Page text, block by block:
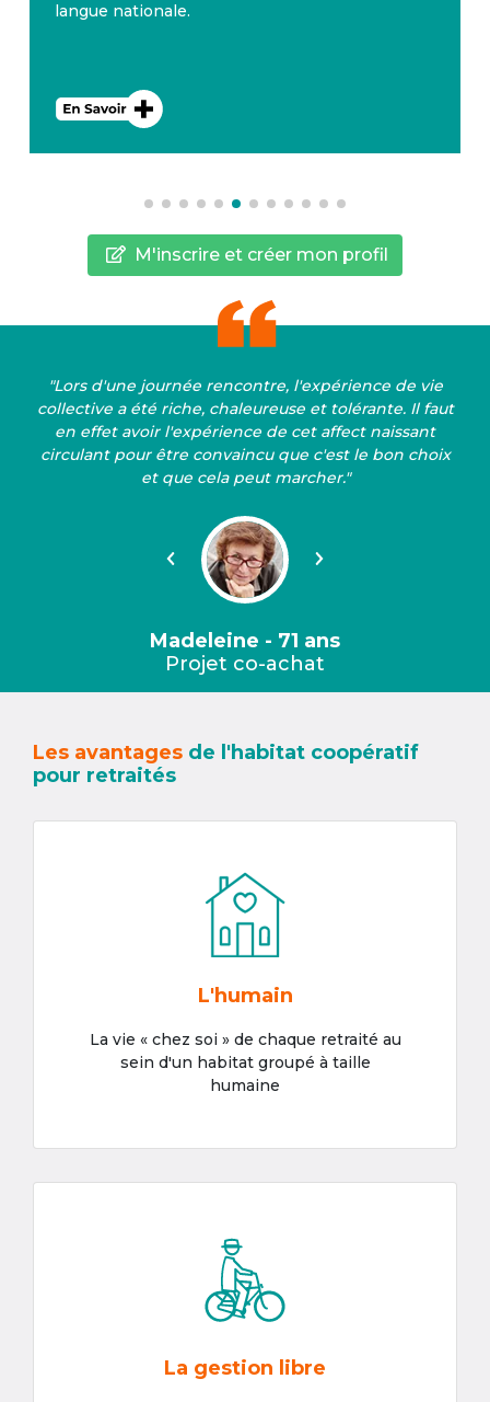
langue nationale.
M'inscrire et créer mon profil
"Lors d'une journée rencontre, l'expérience de vie
collective a été riche, chaleureuse et tolérante. Il faut
en effet avoir l'expérience de cet affect naissant
circulant pour être convaincu que c'est le bon choix
et que cela peut marcher."
Précédent Suivant
Madeleine - 71 ans
Projet co-achat
Les avantages de l'habitat coopératif
pour retraités
L'humain
La vie « chez soi » de chaque retraité au
sein d'un habitat groupé à taille
humaine
La gestion libre